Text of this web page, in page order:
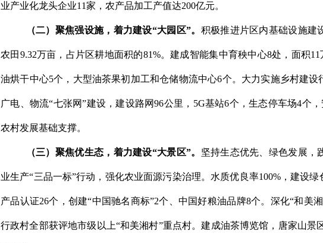
业产业化龙头企业11家，农产品加工产值达200亿元。
（二） 聚焦强设施，着力建设“大园区”。 积极推进片区内基础设施建
农田 9.32万亩，占 片区耕地面积的81%。建成智能集中育秧中心8处，面积11
油烘干中心5个，大型油茶果初加工和仓储物流中心6个。 大力实施乡村建设
广电、物流“七张网”建设，建设路网96公里， 5G基站6个，生态停车场4个，
农村发展基础支撑。
（三） 聚焦优生态 ， 着力建设“大景区”。 坚持生态优先、绿色发展 ，
业生产“三品一标”行动，强化农业面源污染治理。 水质优良率100%，建设绿
产品认证26个，创建“中国驰名商标”2个、中国好粮油品牌8个。深化“和美
行政村全部获评地市级以上“和美湘村”重点村。建成油茶博览馆，唐家山景